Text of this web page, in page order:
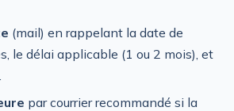
(mail) en rappelant la date de
le délai applicable (1 ou 2 mois), et
par courrier recommandé si la